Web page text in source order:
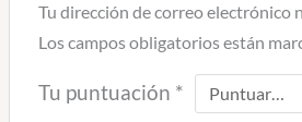
Tu dirección de correo electrónico
Los campos obligatorios están
Tu puntuación *